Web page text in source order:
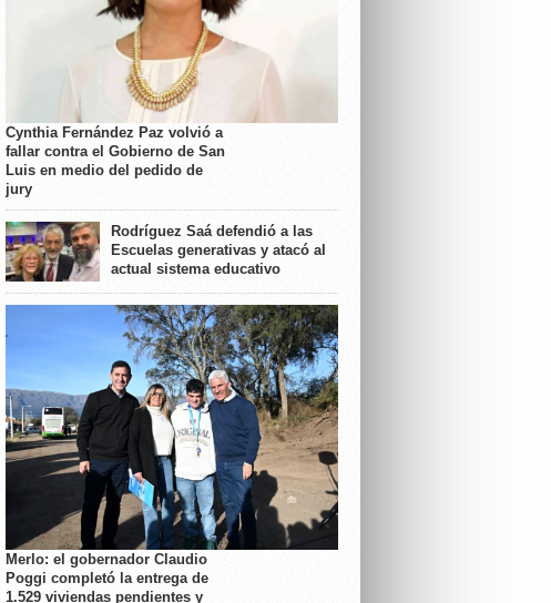
Cynthia Fernández Paz volvió a
fallar contra el Gobierno de San
Luis en medio del pedido de
jury
Rodríguez Saá defendió a las
Escuelas generativas y atacó al
actual sistema educativo
Merlo: el gobernador Claudio
Poggi completó la entrega de
1.529 viviendas pendientes y